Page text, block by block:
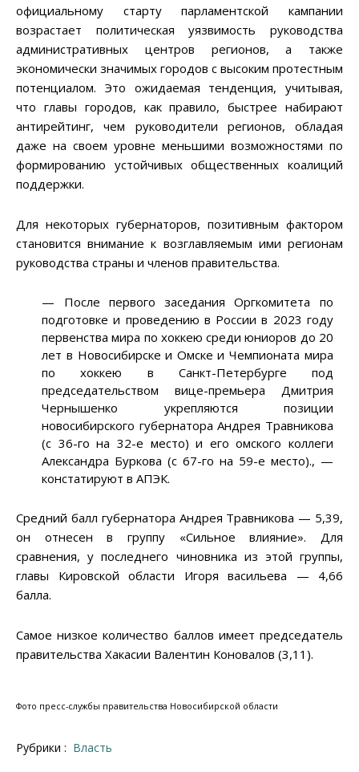
официальному старту парламентской кампании
возрастает политическая уязвимость руководства
административных центров регионов, а также
экономически значимых городов с высоким протестным
потенциалом. Это ожидаемая тенденция, учитывая,
что главы городов, как правило, быстрее набирают
антирейтинг, чем руководители регионов, обладая
даже на своем уровне меньшими возможностями по
формированию устойчивых общественных коалиций
поддержки.
Для некоторых губернаторов, позитивным фактором
становится внимание к возглавляемым ими регионам
руководства страны и членов правительства.
— После первого заседания Оргкомитета по
подготовке и проведению в России в 2023 году
первенства мира по хоккею среди юниоров до 20
лет в Новосибирске и Омске и Чемпионата мира
по хоккею в Санкт-Петербурге под
председательством вице-премьера Дмитрия
Чернышенко укрепляются позиции
новосибирского губернатора Андрея Травникова
(с 36-го на 32-е место) и его омского коллеги
Александра Буркова (с 67-го на 59-е место)., —
констатируют в АПЭК.
Средний балл губернатора Андрея Травникова — 5,39,
он отнесен в группу «Сильное влияние». Для
сравнения, у последнего чиновника из этой группы,
главы Кировской области Игоря васильева — 4,66
балла.
Самое низкое количество баллов имеет председатель
правительства Хакасии Валентин Коновалов (3,11).
Фото пресс-службы правительства Новосибирской области
Рубрики : Власть